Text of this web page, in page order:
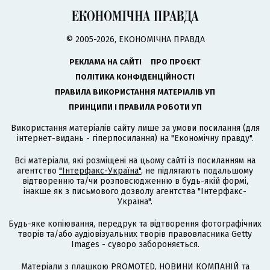
© 2005-2026, ЕКОНОМІЧНА ПРАВДА
РЕКЛАМА НА САЙТІ
ПРО ПРОЄКТ
ПОЛІТИКА КОНФІДЕНЦІЙНОСТІ
ПРАВИЛА ВИКОРИСТАННЯ МАТЕРІАЛІВ УП
ПРИНЦИПИ І ПРАВИЛА РОБОТИ УП
Використання матеріалів сайту лише за умови посилання (для
інтернет-видань - гіперпосилання) на "Економічну правду".
Всі матеріали, які розміщені на цьому сайті із посиланням на
агентство "Інтерфакс-Україна", не підлягають подальшому
відтворенню та/чи розповсюдженню в будь-якій формі,
інакше як з письмового дозволу агентства "Інтерфакс-
Україна".
Будь-яке копіювання, передрук та відтворення фотографічних
творів та/або аудіовізуальних творів правовласника Getty
Images - суворо забороняється.
Матеріали з плашкою PROMOTED, НОВИНИ КОМПАНІЙ та